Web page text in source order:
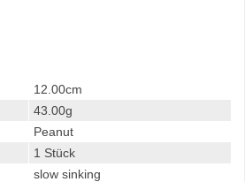
12.00cm
43.00g
Peanut
1 Stück
slow sinking